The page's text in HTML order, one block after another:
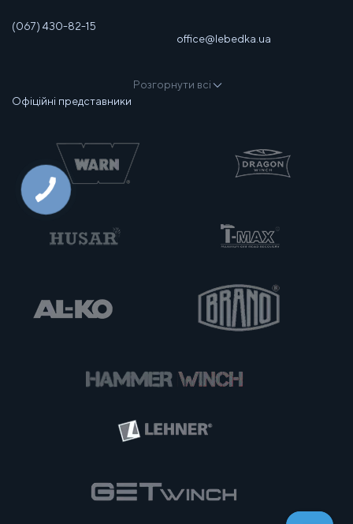
(067) 430-82-15
office@lebedka.ua
Розгорнути всі
Офіційні представники